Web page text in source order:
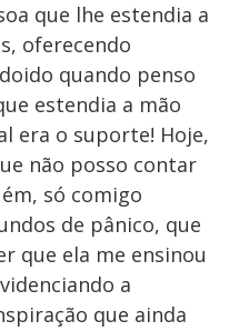
que lhe estendia a
oferecendo
quando penso
estendia a mão
era o suporte! Hoje,
não posso contar
só comigo
de pânico, que
que ela me ensinou
a
que ainda